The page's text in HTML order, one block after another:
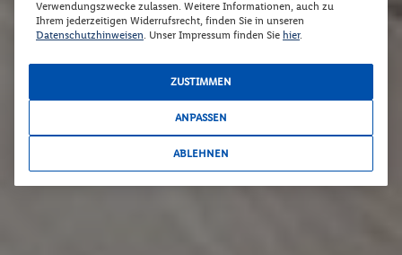
Verwendungszwecke zulassen. Weitere Informationen, auch zu
Ihrem jederzeitigen Widerrufsrecht, finden Sie in unseren
Datenschutzhinweisen. Unser Impressum finden Sie hier.
ZUSTIMMEN
ANPASSEN
ABLEHNEN